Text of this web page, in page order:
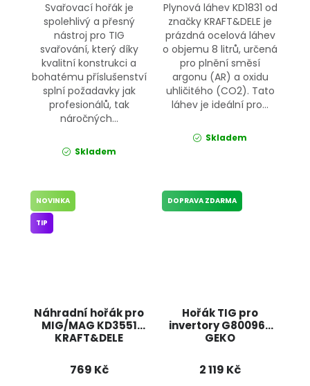
Svařovací hořák je
spolehlivý a přesný
nástroj pro TIG
svařování, který díky
kvalitní konstrukci a
bohatému příslušenství
splní požadavky jak
profesionálů, tak
náročných...
Skladem
Plynová láhev KD1831 od
značky KRAFT&DELE je
prázdná ocelová láhev
o objemu 8 litrů, určená
pro plnění směsí
argonu (AR) a oxidu
uhličitého (CO2). Tato
láhev je ideální pro...
Skladem
Náhradní hořák pro
MIG/MAG KD3551
KRAFT&DELE
NOVINKA
TIP
769 Kč
Hořák TIG pro
invertory G80096B
GEKO
DOPRAVA ZDARMA
2 119 Kč